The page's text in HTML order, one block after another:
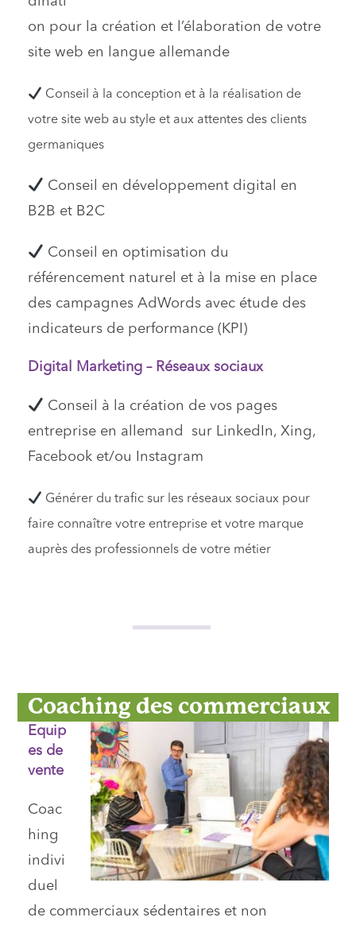
on pour la création et l’élaboration de votre
site web en langue allemande
Conseil à la conception et à la réalisation de
votre site web au style et aux attentes des clients
germaniques
Conseil en développement digital en
B2B et B2C
Conseil en optimisation du
référencement naturel et à la mise en place
des campagnes AdWords avec étude des
indicateurs de performance (KPI)
Digital Marketing – Réseaux sociaux
Conseil à la création de vos pages
entreprise en allemand sur LinkedIn, Xing,
Facebook et/ou Instagram
Générer du trafic sur les réseaux sociaux pour
faire connaître votre entreprise et votre marque
auprès des professionnels de votre métier
Coaching des commerciaux
Equip
es de
vente
Coac
hing
indivi
duel
de commerciaux sédentaires et non